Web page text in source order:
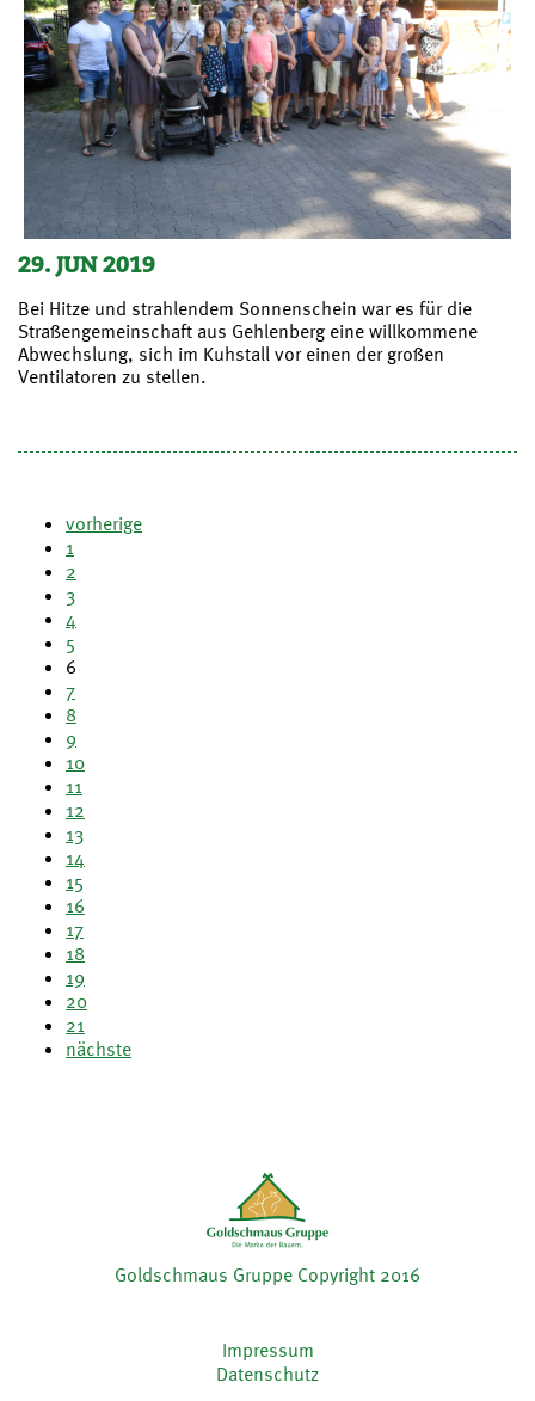
29. JUN 2019
Bei Hitze und strahlendem Sonnenschein war es für die
Straßengemeinschaft aus Gehlenberg eine willkommene
Abwechslung, sich im Kuhstall vor einen der großen
Ventilatoren zu stellen.
vorherige
1
2
3
4
5
6
7
8
9
10
11
12
13
14
15
16
17
18
19
20
21
nächste
Goldschmaus Gruppe Copyright 2016
Impressum
Datenschutz